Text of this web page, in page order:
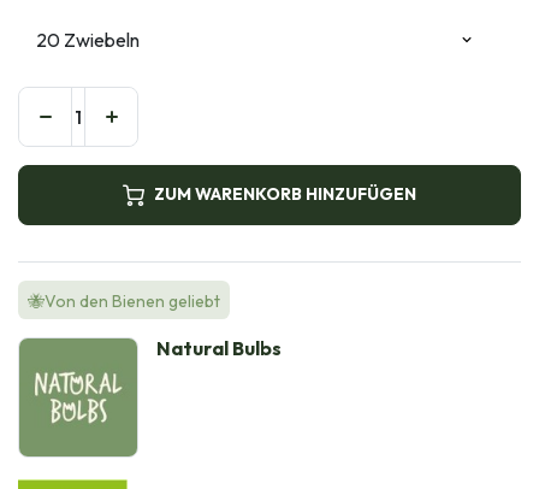
ZUM WARENKORB HINZUFÜGEN
🐝Von den Bienen geliebt
Natural Bulbs